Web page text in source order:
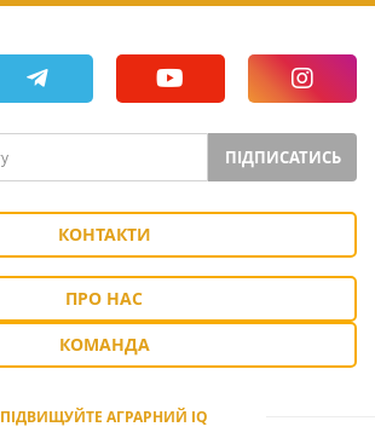
ПІДПИСАТИСЬ
КОНТАКТИ
ПРО НАС
КОМАНДА
ПІДВИЩУЙТЕ АГРАРНИЙ IQ